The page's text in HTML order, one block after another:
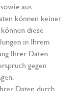
aus
können keiner
diese
in Ihrem
Ihrer Daten
gegen
Daten durch